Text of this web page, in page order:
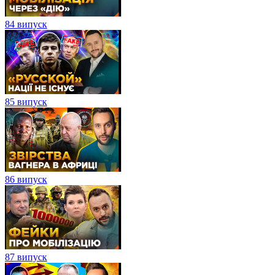
84 випуск
85 випуск
86 випуск
87 випуск